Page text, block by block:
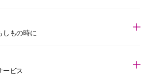
しもの時に
ービス